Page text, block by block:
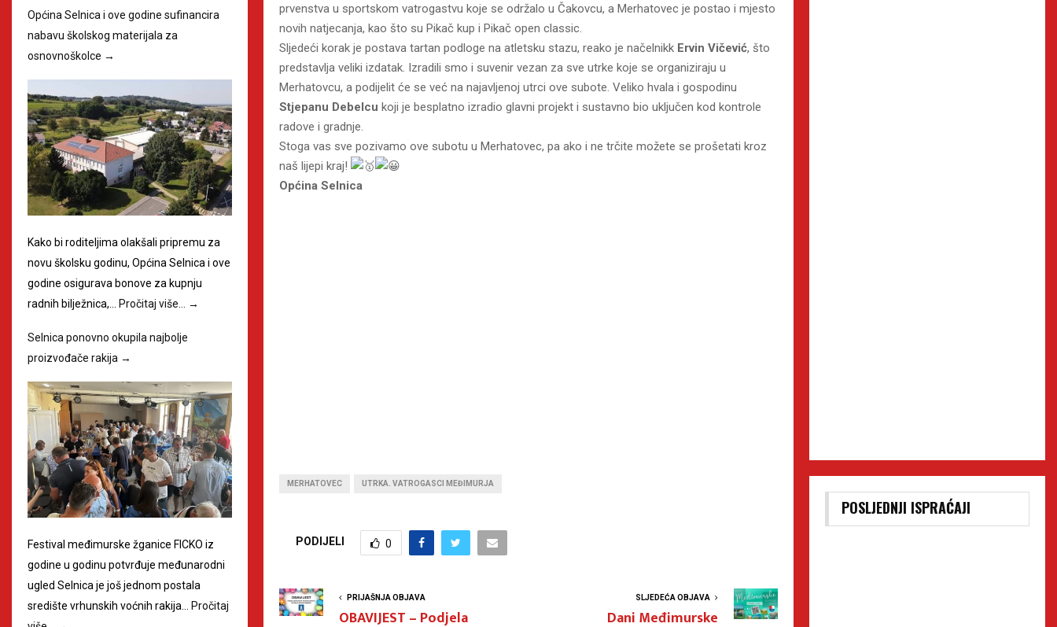
prvenstva u sportskom vatrogastvu koje se održalo u Čakovcu, a Merhatovec je postao i mjesto
novih natjecanja, kao što su Pikač kup i Pikač open classic.
Sljedeći korak je postava tartan podloge na atletsku stazu, reako je načelnikk Ervin Vičević, što
predstavlja veliki izdatak. Izradili smo i suvenir vezan za sve utrke koje se organiziraju u
Merhatovcu, a podijelit će se već na najavljenoj utrci ove subote. Veliko hvala i gospodinu
Stjepanu Debelcu koji je besplatno izradio glavni projekt i sustavno bio uključen kod kontrole
radove i gradnje.
Stoga vas sve pozivamo ove subotu u Merhatovec, pa ako i ne trčite možete se prošetati kroz
naš lijepi kraj!
Općina Selnica
MERHATOVEC UTRKA. VATROGASCI MEĐIMURJA
PODIJELI 0
PRIJAŠNJA OBJAVA
OBAVIJEST – Podjela
SLJEDEĆA OBJAVA
Dani Međimurske
Općina Selnica i ove godine sufinancira
nabavu školskog materijala za
osnovnoškolce →
Kako bi roditeljima olakšali pripremu za
novu školsku godinu, Općina Selnica i ove
godine osigurava bonove za kupnju
radnih bilježnica,…
Pročitaj više… →
Selnica ponovno okupila najbolje
proizvođače rakija →
Festival međimurske žganice FICKO iz
godine u godinu potvrđuje međunarodni
ugled Selnica je još jednom postala
središte vrhunskih voćnih rakija… Pročitaj
POSLJEDNJI ISPRAĆAJI